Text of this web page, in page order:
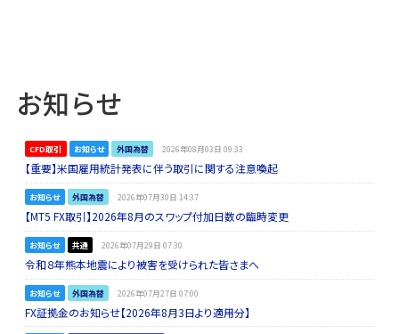
お知らせ
CFD取引 お知らせ 外国為替 2026年08月03日 09:33
【重要】米国雇用統計発表に伴う取引に関する注意喚起
お知らせ 外国為替 2026年07月30日 14:37
【MT5 FX取引】2026年8月のスワップ付加日数の臨時変更
お知らせ 共通 2026年07月29日 07:30
令和８年熊本地震により被害を受けられた皆さまへ
お知らせ 外国為替 2026年07月27日 07:00
FX証拠金のお知らせ【2026年8月3日より適用分】